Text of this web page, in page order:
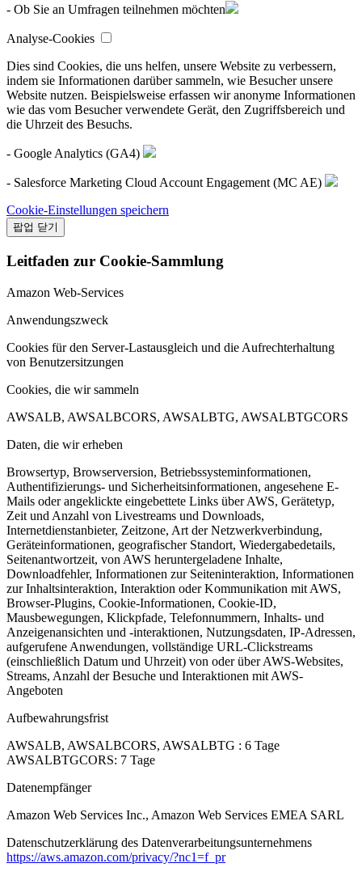
- Ob Sie an Umfragen teilnehmen möchten
Analyse-Cookies
Dies sind Cookies, die uns helfen, unsere Website zu verbessern,
indem sie Informationen darüber sammeln, wie Besucher unsere
Website nutzen. Beispielsweise erfassen wir anonyme Informationen
wie das vom Besucher verwendete Gerät, den Zugriffsbereich und
die Uhrzeit des Besuchs.
- Google Analytics (GA4)
- Salesforce Marketing Cloud Account Engagement (MC AE)
Cookie-Einstellungen speichern
팝업 닫기
Leitfaden zur Cookie-Sammlung
Amazon Web-Services
Anwendungszweck
Cookies für den Server-Lastausgleich und die Aufrechterhaltung
von Benutzersitzungen
Cookies, die wir sammeln
AWSALB, AWSALBCORS, AWSALBTG, AWSALBTGCORS
Daten, die wir erheben
Browsertyp, Browserversion, Betriebssysteminformationen,
Authentifizierungs- und Sicherheitsinformationen, angesehene E-
Mails oder angeklickte eingebettete Links über AWS, Gerätetyp,
Zeit und Anzahl von Livestreams und Downloads,
Internetdienstanbieter, Zeitzone, Art der Netzwerkverbindung,
Geräteinformationen, geografischer Standort, Wiedergabedetails,
Seitenantwortzeit, von AWS heruntergeladene Inhalte,
Downloadfehler, Informationen zur Seiteninteraktion, Informationen
zur Inhaltsinteraktion, Interaktion oder Kommunikation mit AWS,
Browser-Plugins, Cookie-Informationen, Cookie-ID,
Mausbewegungen, Klickpfade, Telefonnummern, Inhalts- und
Anzeigenansichten und -interaktionen, Nutzungsdaten, IP-Adressen,
aufgerufene Anwendungen, vollständige URL-Clickstreams
(einschließlich Datum und Uhrzeit) von oder über AWS-Websites,
Streams, Anzahl der Besuche und Interaktionen mit AWS-
Angeboten
Aufbewahrungsfrist
AWSALB, AWSALBCORS, AWSALBTG : 6 Tage
AWSALBTGCORS: 7 Tage
Datenempfänger
Amazon Web Services Inc., Amazon Web Services EMEA SARL
Datenschutzerklärung des Datenverarbeitungsunternehmens
https://aws.amazon.com/privacy/?nc1=f_pr